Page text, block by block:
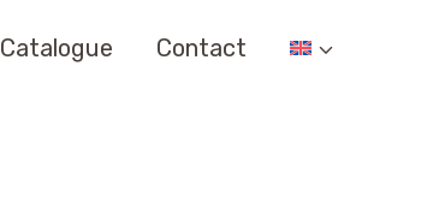
Catalogue Contact